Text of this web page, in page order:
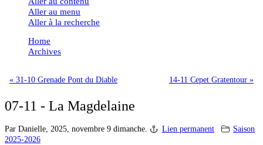
Aller au menu
Aller à la recherche
Home
Archives
« 31-10 Grenade Pont du Diable 14-11 Cepet Gratentour »
07-11 - La Magdelaine
Par Danielle, 2025, novembre 9 dimanche. Lien permanent
Saison
2025-2026